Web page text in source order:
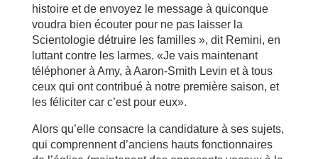
histoire et de envoyez le message à quiconque
voudra bien écouter pour ne pas laisser la
Scientologie détruire les familles », dit Remini, en
luttant contre les larmes. «Je vais maintenant
téléphoner à Amy, à Aaron-Smith Levin et à tous
ceux qui ont contribué à notre première saison, et
les féliciter car c’est pour eux».
Alors qu’elle consacre la candidature à ses sujets,
qui comprennent d’anciens hauts fonctionnaires